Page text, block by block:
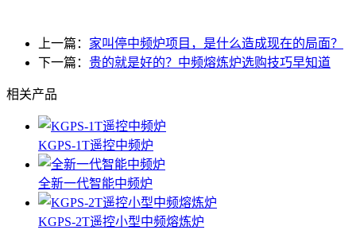
上一篇： 家叫停中频炉项目，是什么造成现在的局面？
下一篇： 贵的就是好的？中频熔炼炉选购技巧早知道
相关产品
KGPS-1T遥控中频炉
全新一代智能中频炉
KGPS-2T遥控小型中频熔炼炉